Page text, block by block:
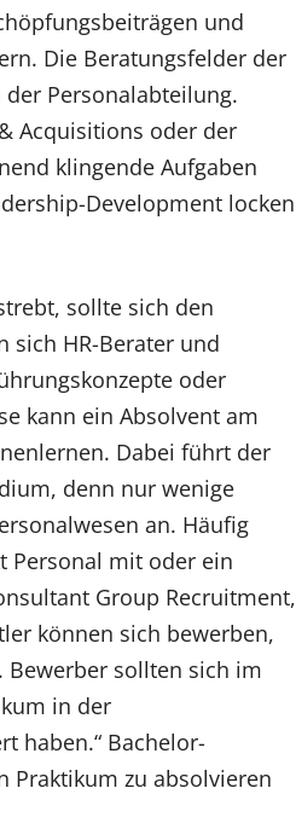
und
Die Beratungsfelder der
Personalabteilung.
Acquisitions oder der
klingende Aufgaben
Development locken
sollte sich den
sich HR-Berater und
oder
kann ein Absolvent am
Dabei führt der
denn nur wenige
an. Häufig
Personal mit oder ein
Group Recruitment,
können sich bewerben,
sollten sich im
in der
haben.“ Bachelor-
Praktikum zu absolvieren